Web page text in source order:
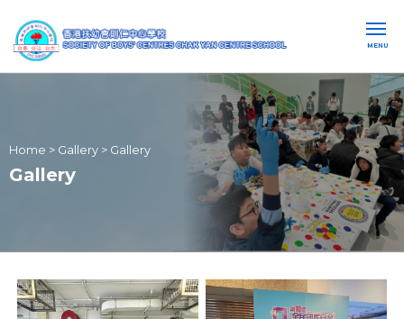
MENU
Home > Gallery > Gallery
Gallery